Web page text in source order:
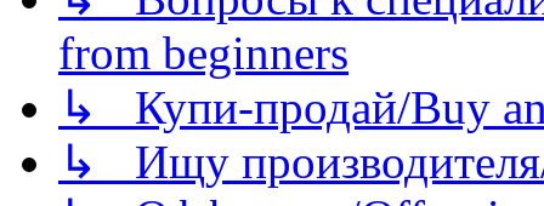
from beginners
↳ Купи-продай/Buy
↳ Ищу